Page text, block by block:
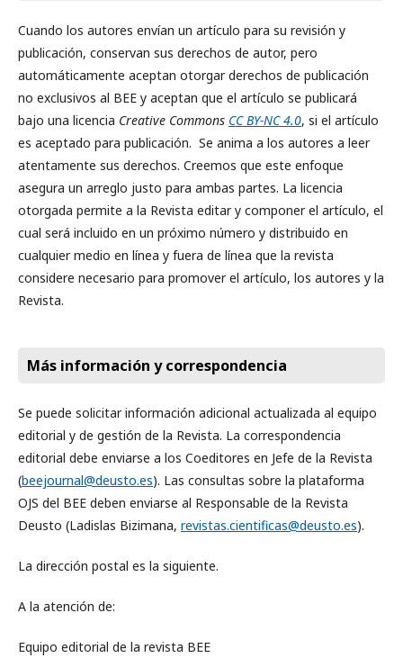
Cuando los autores envían un artículo para su revisión y
publicación, conservan sus derechos de autor, pero
automáticamente aceptan otorgar derechos de publicación
no exclusivos al BEE y aceptan que el artículo se publicará
bajo una licencia Creative Commons CC BY-NC 4.0, si el artículo
es aceptado para publicación. Se anima a los autores a leer
atentamente sus derechos. Creemos que este enfoque
asegura un arreglo justo para ambas partes. La licencia
otorgada permite a la Revista editar y componer el artículo, el
cual será incluido en un próximo número y distribuido en
cualquier medio en línea y fuera de línea que la revista
considere necesario para promover el artículo, los autores y la
Revista.
Más información y correspondencia
Se puede solicitar información adicional actualizada al equipo
editorial y de gestión de la Revista. La correspondencia
editorial debe enviarse a los Coeditores en Jefe de la Revista
(beejournal@deusto.es). Las consultas sobre la plataforma
OJS del BEE deben enviarse al Responsable de la Revista
Deusto (Ladislas Bizimana, revistas.cientificas@deusto.es).
La dirección postal es la siguiente.
A la atención de:
Equipo editorial de la revista BEE